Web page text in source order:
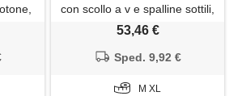
, l
con scollo a v e spalline sottili,
senza maniche, senza
tempo libero, colore:
53,46 €
Sped. 9,92 €
M XL